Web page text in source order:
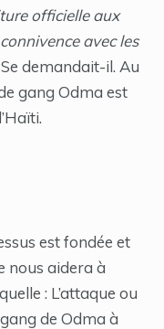
officielle aux
avec les
demandait-il. Au
gang Odma est
est fondée et
nous aidera à
: L’attaque ou
de Odma à